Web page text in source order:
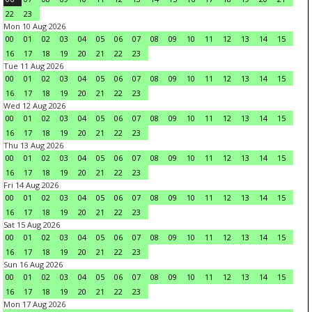
22
23
Mon 10 Aug 2026
00
01 02 03 04 05 06 07 08 09 10 11 12 13 14
15
16
17 18 19 20 21 22
23
Tue 11 Aug 2026
00
01 02 03 04 05 06 07 08 09 10 11 12 13 14
15
16
17 18 19 20 21 22
23
Wed 12 Aug 2026
00
01 02 03 04 05 06 07 08 09 10 11 12 13 14
15
16
17 18 19 20 21 22
23
Thu 13 Aug 2026
00
01 02 03 04 05 06 07 08 09 10 11 12 13 14
15
16
17 18 19 20 21 22
23
Fri 14 Aug 2026
00
01 02 03 04 05 06 07 08 09 10 11 12 13 14
15
16
17 18 19 20 21 22
23
Sat 15 Aug 2026
00
01 02 03 04 05 06 07 08 09 10 11 12 13 14
15
16
17 18 19 20 21 22
23
Sun 16 Aug 2026
00
01 02 03 04 05 06 07 08 09 10 11 12 13 14
15
16
17 18 19 20 21 22
23
Mon 17 Aug 2026